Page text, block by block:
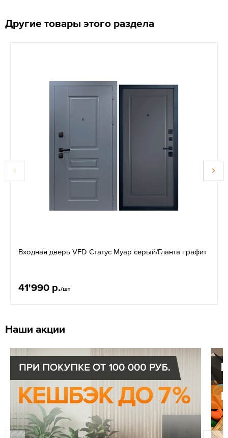
Другие товары этого раздела
Входная дверь VFD Статус Муар серый/Гланта графит
41'990 р./шт
Наши акции